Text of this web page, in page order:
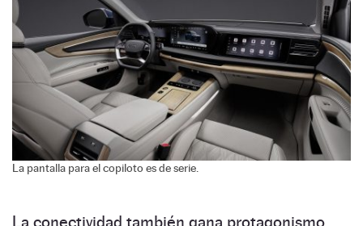
La pantalla para el copiloto es de serie.
La conectividad también gana protagonismo